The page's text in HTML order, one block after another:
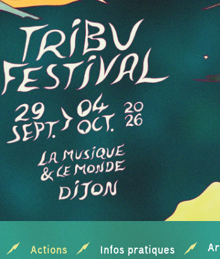
Actions Infos pratiques